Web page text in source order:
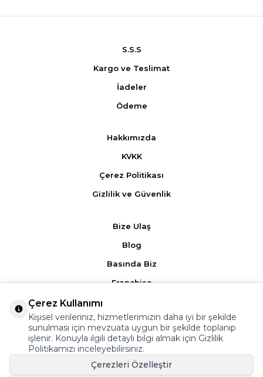
S.S.S
Kargo ve Teslimat
İadeler
Ödeme
Hakkımızda
KVKK
Çerez Politikası
Gizlilik ve Güvenlik
Bize Ulaş
Blog
Basında Biz
Franchise
Ürün Yorumları
Kampanyalar
Üyelik Sözleşmesi
Satış Sözleşmesi
Çerez Kullanımı
Kişisel verileriniz, hizmetlerimizin daha iyi bir şekilde
sunulması için mevzuata uygun bir şekilde toplanıp
işlenir. Konuyla ilgili detaylı bilgi almak için Gizlilik
Politikamızı inceleyebilirsiniz.
Çerezleri Özelleştir